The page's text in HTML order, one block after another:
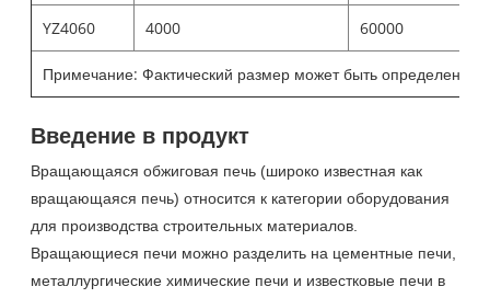
YZ4060 4000 60000
Примечание: Фактический размер может быть определен в
Введение в продукт
Вращающаяся обжиговая печь (широко известная как
вращающаяся печь) относится к категории оборудования
для производства строительных материалов.
Вращающиеся печи можно разделить на цементные печи,
металлургические химические печи и известковые печи в